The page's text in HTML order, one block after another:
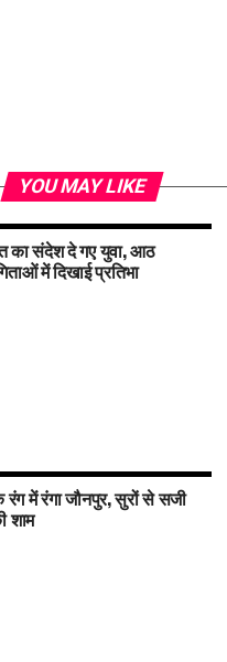
YOU MAY LIKE
का संदेश दे गए युवा, आठ
में दिखाई प्रतिभा
में रंगा जौनपुर, सुरों से सजी
शाम